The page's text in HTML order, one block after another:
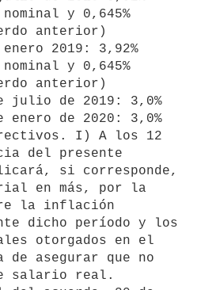
nominal y 0,645%
anterior)
nominal y 0,645%
anterior)
del presente
si corresponde,
en más, por la
la inflación
dicho período y los
otorgados en el
de asegurar que no
salario real.